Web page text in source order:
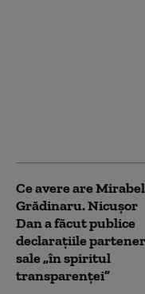
Ce avere are
Grădinaru. Nicușor
Dan a făcut publice
declarațiile
sale „în spiritul
transparenței”